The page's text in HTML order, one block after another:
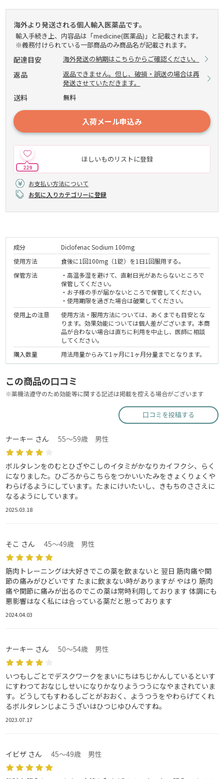
海外より発送される個人輸入医薬品です。
輸入手続き上、内容品は「medicine(医薬品)」と記載されます。
※義務付けられている一部商品のみ商品名が記載されます。
配達目安 海外発送の納期はこちらからご確認ください。
返品
返品できません。但し、破損・誤送の場合は再
発送させていただきます。
送料 無料
入荷メール申込み
ほしいものリストに登録
229
お支払い方法について
お気に入りカテゴリーに登録
成分
Diclofenac Sodium 100mg
使用方法
食後に1回100mg（1錠）を1日1回服用する。
保管方法
・高温多湿を避けて、直射日光があたらないところで
保管してください。
・お子様の手が届かないところで保管してください。
・使用期限を過ぎた場合は破棄してください。
使用上の注意
使用方法・服用方法については、あくまでも目安とな
ります。効果効能については個人差がございます。本商
品が合わない場合は直ちに利用を中止し、医師に相談
してください。
購入数量
用法用量からみて1ヶ月に1ヶ月分量までとなります。
この商品の口コミ
※薬機法遵守のため効能等に関する記述は掲載を控える場合がございます
口コミを投稿する
ナーキー さん 55～59歳 男性
ボルタレンをのむとひざやこしのイタミがかなりカイフクシ、らく
になりました。ひごろからこちらをつかいいたみをきょくりょくや
わらげるようにしています。たまにけいたいし、きもちのささえに
なるようにしています。
2025.03.18
そこ さん 45～49歳 男性
筋肉トレーニングは大好きでこの薬を飲まないと 翌日 筋肉痛や関
節の痛みがひどいです たまに飲まない時がありますが やはり 筋肉
痛や関節に痛みが出るのでこの薬は常時利用しております 体調にも
悪影響はなく私には合っている薬だと思っております
2024.04.03
ナーキー さん 50～54歳 男性
いつもしごとでデスクワークをまいにちはちじかんしているといす
にすわつておなじしせいになりかなりようつうになやまされていま
す。どうしてもすわるしごとがおおく、ようつうをやわらげてくれ
るボルタレンじよこうざいはひつじゆひんですね。
2023.07.17
イビザ さん 45～49歳 男性